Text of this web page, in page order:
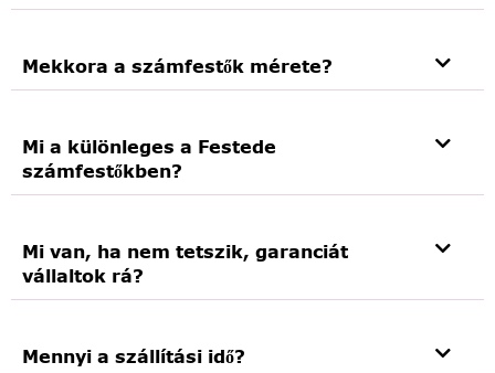
Mekkora a számfestők mérete?
Mi a különleges a Festede
számfestőkben?
Mi van, ha nem tetszik, garanciát
vállaltok rá?
Mennyi a szállítási idő?